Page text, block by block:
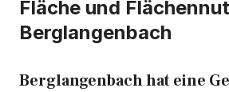
Fläche und
Berglangenbach
Berglangenbach hat eine